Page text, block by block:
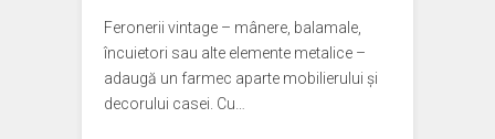
Feronerii vintage – mânere, balamale,
încuietori sau alte elemente metalice –
adaugă un farmec aparte mobilierului și
decorului casei. Cu…